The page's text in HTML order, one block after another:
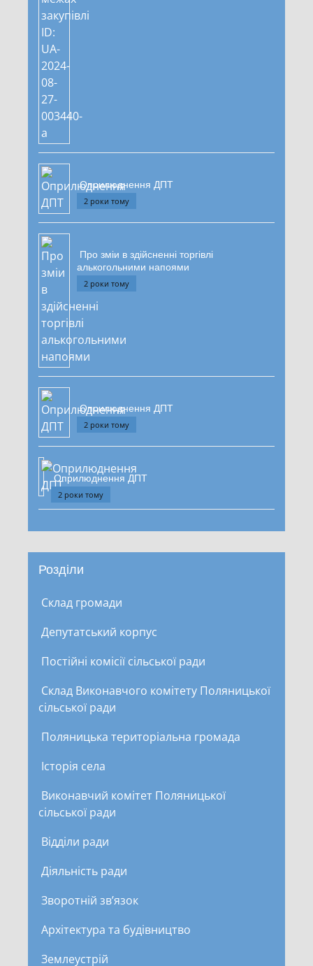
Оприлюднення ДПТ
2 роки тому
Про зміи в здійсненні торгівлі
алькогольними напоями
2 роки тому
Оприлюднення ДПТ
2 роки тому
Оприлюднення ДПТ
2 роки тому
Розділи
Склад громади
Депутатський корпус
Постійні комісії сільської ради
Склад Виконавчого комітету Поляницької
сільської ради
Поляницька територіальна громада
Історія села
Виконавчий комітет Поляницької
сільської ради
Відділи ради
Діяльність ради
Зворотній зв’язок
Архітектура та будівництво
Землеустрій